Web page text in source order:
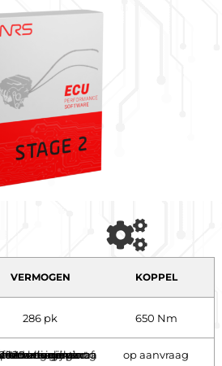
VERMOGEN KOPPEL
286 pk 650 Nm
Voertuigen geproduceerd vanaf 07/2020 kennen extra beveilingen waardoor tuning nog niet mogelijk is. Neem voor meer informatie contact met ons op. pk op aanvraag